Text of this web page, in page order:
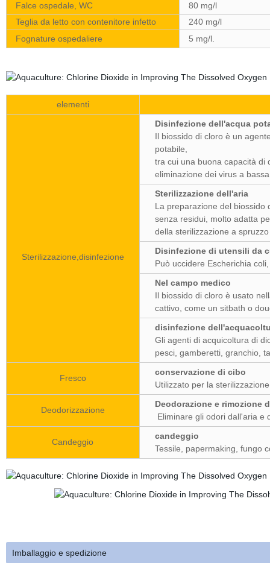
Falce ospedale, WC
80 mg/l
Teglia da letto con contenitore infetto
240 mg/l
Fognature ospedaliere
5 mg/l.
elementi
Sterilizzazione,disinfezione
Disinfezione dell'acqua
Il biossido di cloro è un
potabile,
tra cui una buona capacità di
eliminazione dei virus a
Sterilizzazione dell'aria
La preparazione del biossido
senza residui, molto adatta
della sterilizzazione a
Disinfezione di utensili da
Può uccidere Escherichia
Nel campo medico
Il biossido di cloro è usato
cattivo, come un sitbath o
disinfezione
Gli agenti di acquicoltura di
pesci, gamberetti, granchio,
Fresco
conservazione di cibo
Utilizzato per la
Deodorizzazione
Deodorazione e rimozione
Eliminare gli odori dall'aria e
Candeggio
candeggio
Tessile, papermaking, fungo
Imballaggio e spedizione